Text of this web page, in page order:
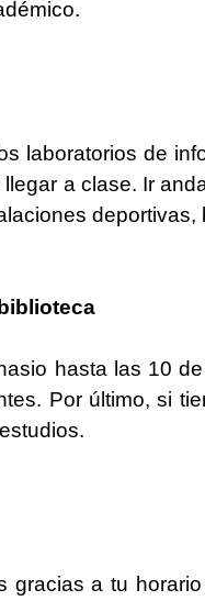
laboratorios de
a clase. Ir
hasta las 10
Por último, si
gracias a tu